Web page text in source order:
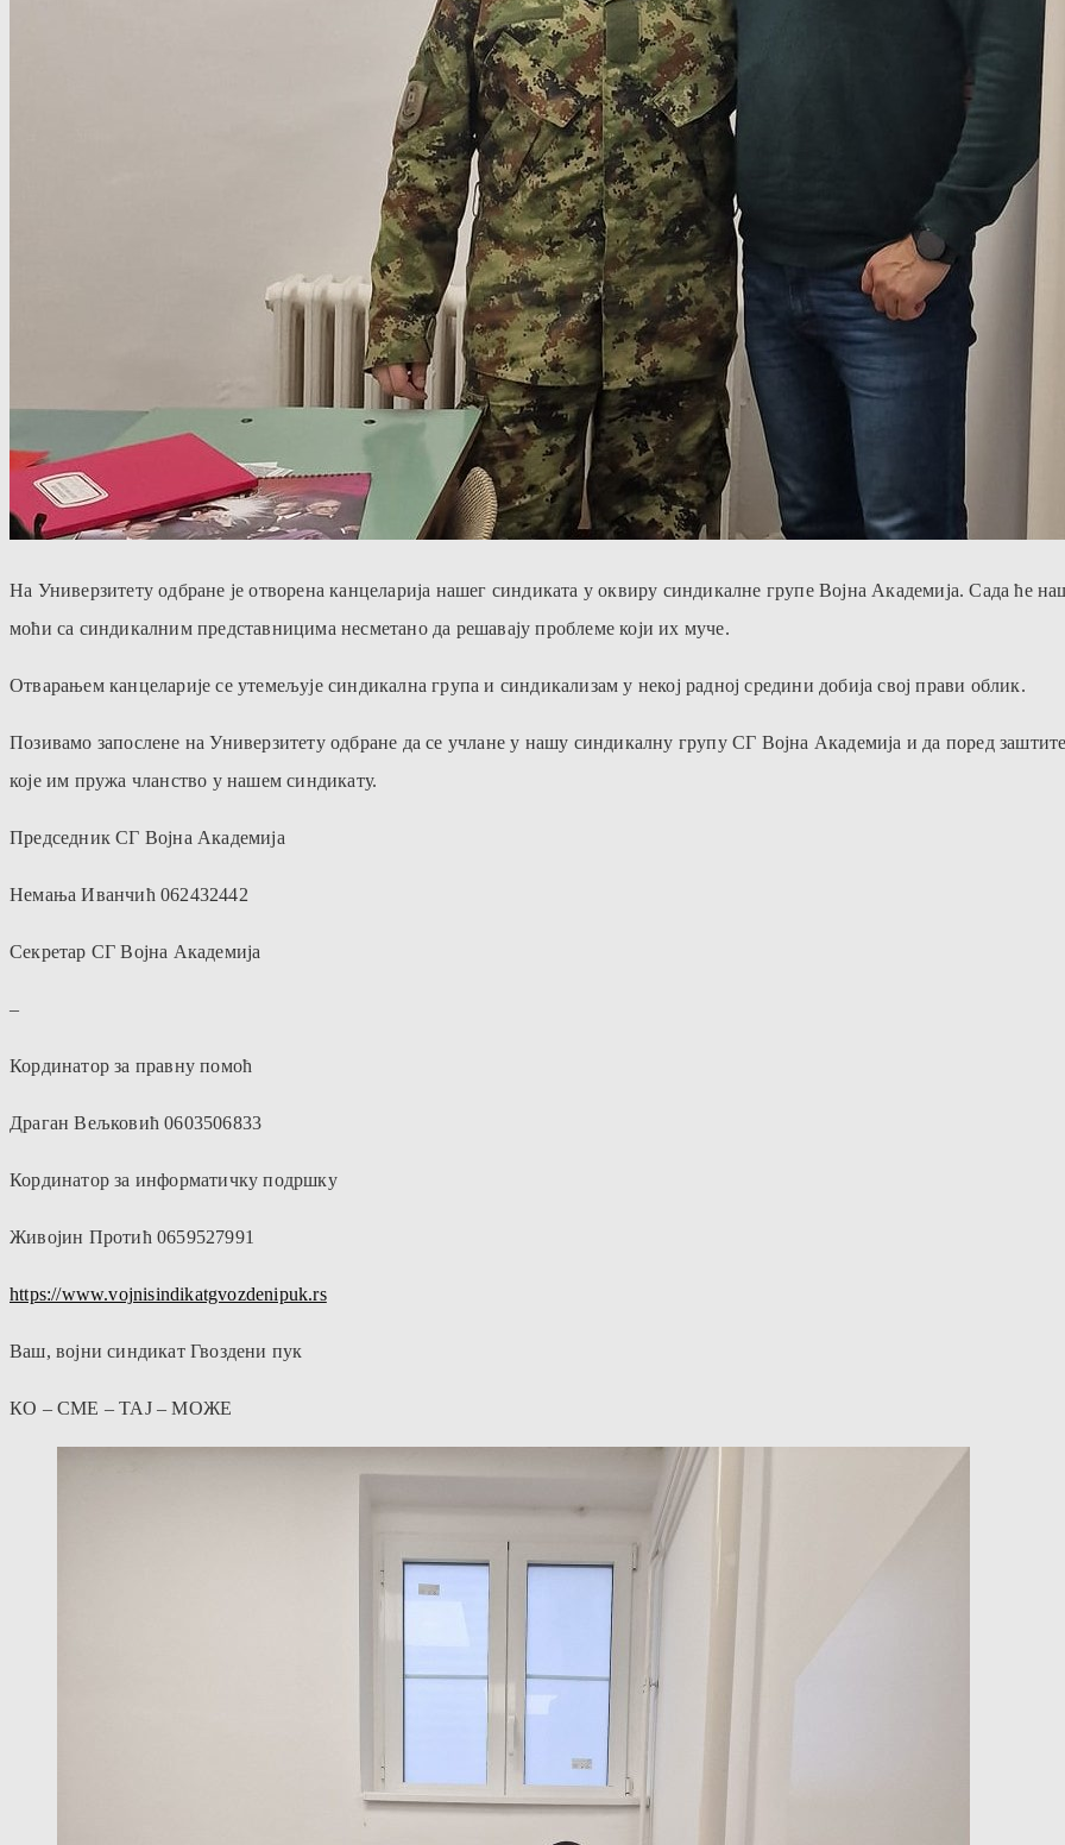
На Универзитету одбране је отворена канцеларија нашег синдиката у оквиру синдикалне групе Војна Академија. Сада ће
моћи са синдикалним представницима несметано да решавају проблеме који их муче.
Отварањем канцеларије се утемељује синдикална група и синдикализам у некој радној средини добија свој прави облик.
Позивамо запослене на Универзитету одбране да се учлане у нашу синдикалну групу СГ Војна Академија и да поред
које им пружа чланство у нашем синдикату.
Председник СГ Војна Академија
Немања Иванчић 062432442
Секретар СГ Војна Академија
–
Кординатор за правну помоћ
Драган Вељковић 0603506833
Кординатор за информатичку подршку
Живојин Протић 0659527991
https://www.vojnisindikatgvozdenipuk.rs
Ваш, војни синдикат Гвоздени пук
КО – СМЕ – ТАЈ – МОЖЕ